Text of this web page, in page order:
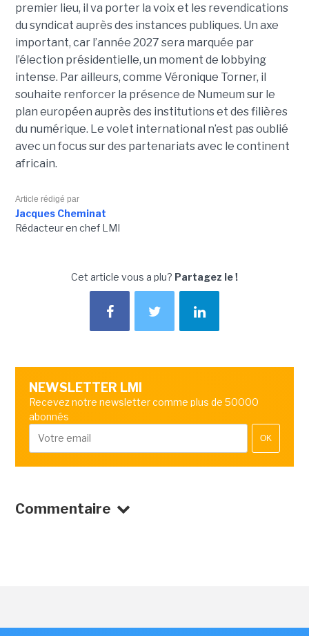
premier lieu, il va porter la voix et les revendications
du syndicat auprès des instances publiques. Un axe
important, car l’année 2027 sera marquée par
l’élection présidentielle, un moment de lobbying
intense. Par ailleurs, comme Véronique Torner, il
souhaite renforcer la présence de Numeum sur le
plan européen auprès des institutions et des filières
du numérique. Le volet international n’est pas oublié
avec un focus sur des partenariats avec le continent
africain.
Article rédigé par
Jacques Cheminat
Rédacteur en chef LMI
Cet article vous a plu? Partagez le !
NEWSLETTER LMI
Recevez notre newsletter comme plus de 50000
abonnés
OK
Commentaire